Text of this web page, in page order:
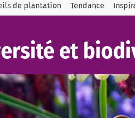
de plantation Tendance
et